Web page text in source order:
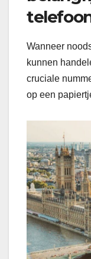
Wanneer
kunnen
cruciale
op een